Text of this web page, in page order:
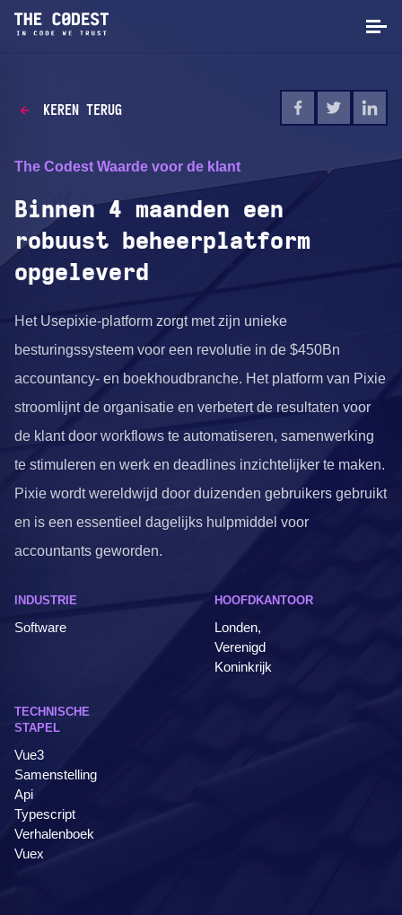
KEREN TERUG
The Codest Waarde voor de klant
Binnen 4 maanden een
robuust beheerplatform
opgeleverd
Het Usepixie-platform zorgt met zijn unieke
besturingssysteem voor een revolutie in de $450Bn
accountancy- en boekhoudbranche. Het platform van Pixie
stroomlijnt de organisatie en verbetert de resultaten voor
de klant door workflows te automatiseren, samenwerking
te stimuleren en werk en deadlines inzichtelijker te maken.
Pixie wordt wereldwijd door duizenden gebruikers gebruikt
en is een essentieel dagelijks hulpmiddel voor
accountants geworden.
INDUSTRIE
Software
HOOFDKANTOOR
Londen,
Verenigd
Koninkrijk
TECHNISCHE
STAPEL
Vue3
Samenstelling
Api
Typescript
Verhalenboek
Vuex